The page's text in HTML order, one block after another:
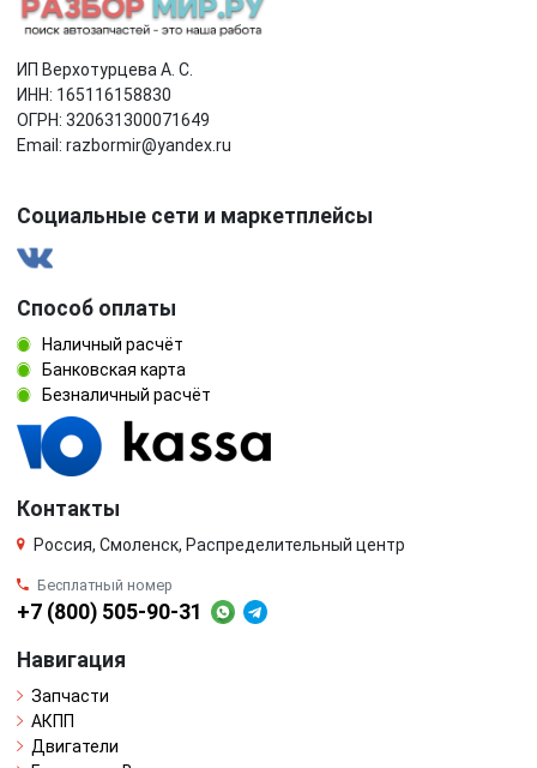
ИП Верхотурцева А. С.
ИНН: 165116158830
ОГРН: 320631300071649
Email: razbormir@yandex.ru
Социальные сети и маркетплейсы
Способ оплаты
Наличный расчёт
Банковская карта
Безналичный расчёт
Контакты
Россия, Смоленск, Распределительный центр
Бесплатный номер
+7 (800) 505-90-31
Навигация
Запчасти
АКПП
Двигатели